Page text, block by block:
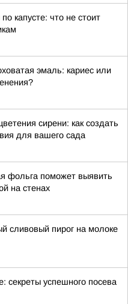
капусте: что не стоит
эмаль: кариес или
сирени: как создать
для вашего сада
фольга поможет выявить
на стенах
сливовый пирог на молоке
секреты успешного посева